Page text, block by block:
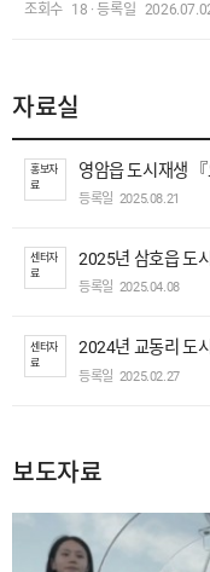
조회수 18 · 등록일
자료실
홍보자
료
영암읍 도시재생
등록일 2025.08.21
센터자
료
2025년 삼호읍 도
선진지 견…
등록일 2025.04.08
센터자
료
2024년 교동리 도
공간디자인 …
등록일 2025.02.27
보도자료